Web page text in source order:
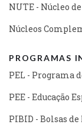
NUTE - Núcleo
Núcleos
PROGRAMAS
PEL - Programa
PEE - Educação
PIBID - Bolsas